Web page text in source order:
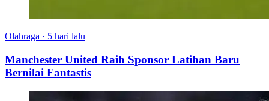
Olahraga · 5 hari lalu
Manchester United Raih Sponsor Latihan Baru
Bernilai Fantastis